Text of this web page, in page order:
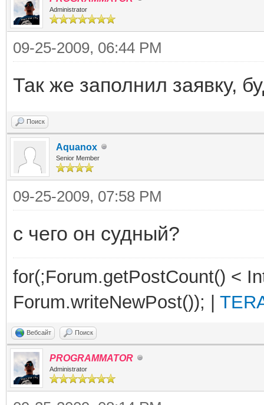
Administrator
09-25-2009, 06:44 PM
Так же заполнил заявку,
Поиск
Aquanox
Senior Member
09-25-2009, 07:58 PM
с чего он судный?
for(;Forum.getPostCount() <
Forum.writeNewPost()); |
Вебсайт Поиск
PROGRAMMATOR
Administrator